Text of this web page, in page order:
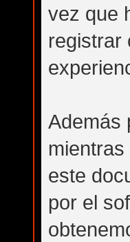
vez que
registrar
Además
este
por el